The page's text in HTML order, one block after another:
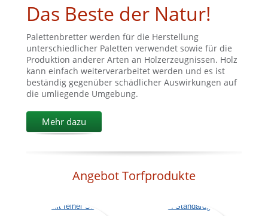
Das Beste der Natur!
Palettenbretter werden für die Herstellung
unterschiedlicher Paletten verwendet sowie für die
Produktion anderer Arten an Holzerzeugnissen. Holz
kann einfach weiterverarbeitet werden und es ist
beständig gegenüber schädlicher Auswirkungen auf
die umliegende Umgebung.
Mehr dazu
Angebot Torfprodukte